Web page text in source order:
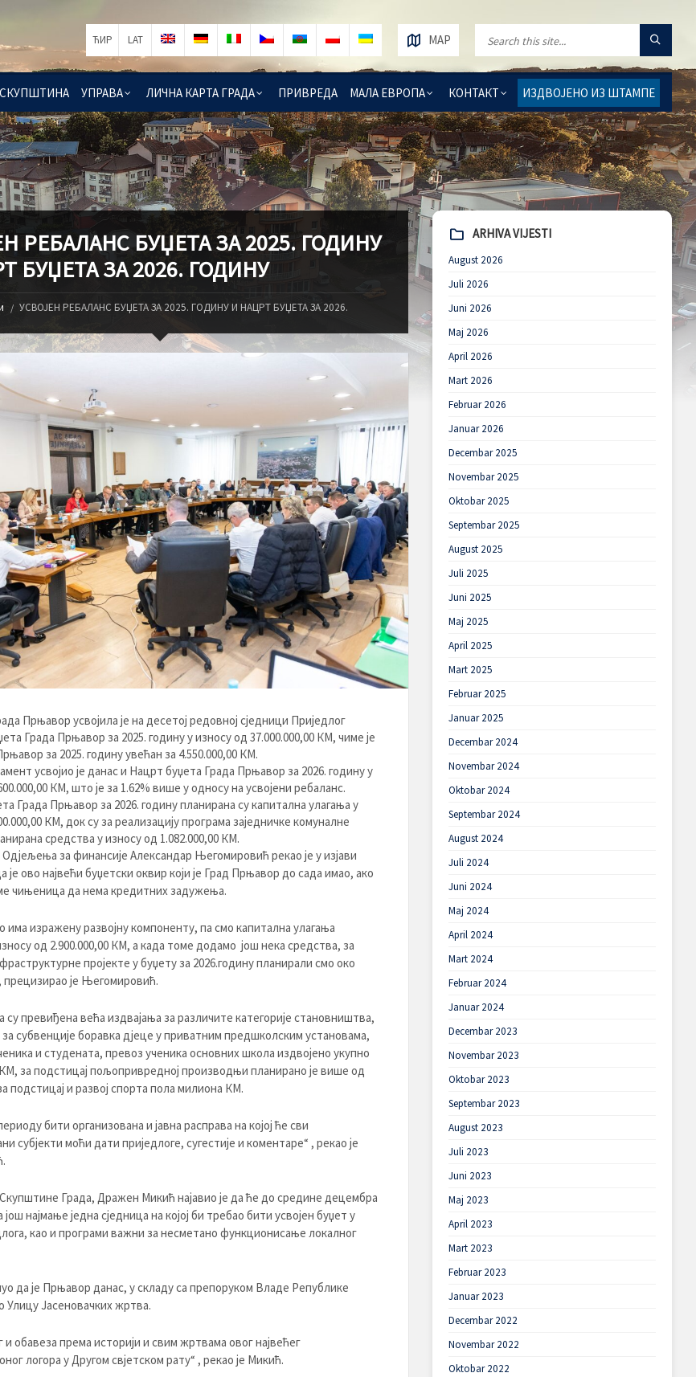
СКУПШТИНА УПРАВА ЛИЧНА КАРТА ГРАДА ПРИВРЕДА МАЛА ЕВРОПА КОНТАКТ ИЗДВОЈЕНО ИЗ ШТАМПЕ
MAP
ЋИР LAT
РЕБАЛАНС БУЏЕТА ЗА 2025. ГОДИНУ
БУЏЕТА ЗА 2026. ГОДИНУ
УСВОЈЕН РЕБАЛАНС БУЏЕТА ЗА 2025. ГОДИНУ И НАЦРТ БУЏЕТА ЗА 2026.
Прњавор усвојила је на десетој редовној сједници Приједлог
Града Прњавор за 2025. годину у износу од 37.000.000,00 КМ, чиме је
за 2025. годину увећан за 4.550.000,00 КМ.
усвојио је данас и Нацрт буџета Града Прњавор за 2026. годину у
КМ, што је за 1.62% више у односу на усвојени ребаланс.
Града Прњавор за 2026. годину планирана су капитална улагања у
КМ, док су за реализацију програма заједничке комуналне
средства у износу од 1.082.000,00 КМ.
за финансије Александар Његомировић рекао је у изјави
је ово највећи буџетски оквир који је Град Прњавор до сада имао, ако
чињеница да нема кредитних задужења.
има изражену развојну компоненту, па смо капитална улагања
од 2.900.000,00 КМ, а када томе додамо још нека средства, за
пројекте у буџету за 2026.годину планирали смо око
прецизирао је Његомировић.
су превиђена већа издвајања за различите категорије становништва,
за субвенције боравка дјеце у приватним предшколским установама,
и студената, превоз ученика основних школа издвојено укупно
КМ, за подстицај пољопривредној производњи планирано је више од
подстицај и развој спорта пола милиона КМ.
бити организована и јавна расправа на којој ће сви
субјекти моћи дати приједлоге, сугестије и коментаре“ , рекао је
Града, Дражен Микић најавио је да ће до средине децембра
најмање једна сједница на којој би требао бити усвојен буџет у
као и програми важни за несметано функционисање локалног
да је Прњавор данас, у складу са препоруком Владе Републике
Улицу Јасеновачких жртва.
и обавеза према историји и свим жртвама овог највећег
логора у Другом свјетском рату“ , рекао је Микић.
ARHIVA VIJESTI
August 2026
Juli 2026
Juni 2026
Maj 2026
April 2026
Mart 2026
Februar 2026
Januar 2026
Decembar 2025
Novembar 2025
Oktobar 2025
Septembar 2025
August 2025
Juli 2025
Juni 2025
Maj 2025
April 2025
Mart 2025
Februar 2025
Januar 2025
Decembar 2024
Novembar 2024
Oktobar 2024
Septembar 2024
August 2024
Juli 2024
Juni 2024
Maj 2024
April 2024
Mart 2024
Februar 2024
Januar 2024
Decembar 2023
Novembar 2023
Oktobar 2023
Septembar 2023
August 2023
Juli 2023
Juni 2023
Maj 2023
April 2023
Mart 2023
Februar 2023
Januar 2023
Decembar 2022
Novembar 2022
Oktobar 2022